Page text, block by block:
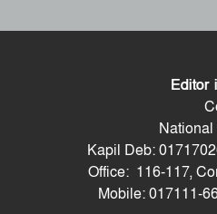
Editor
National
Kapil Deb:
Office: 116-117,
Mobile: 017111-